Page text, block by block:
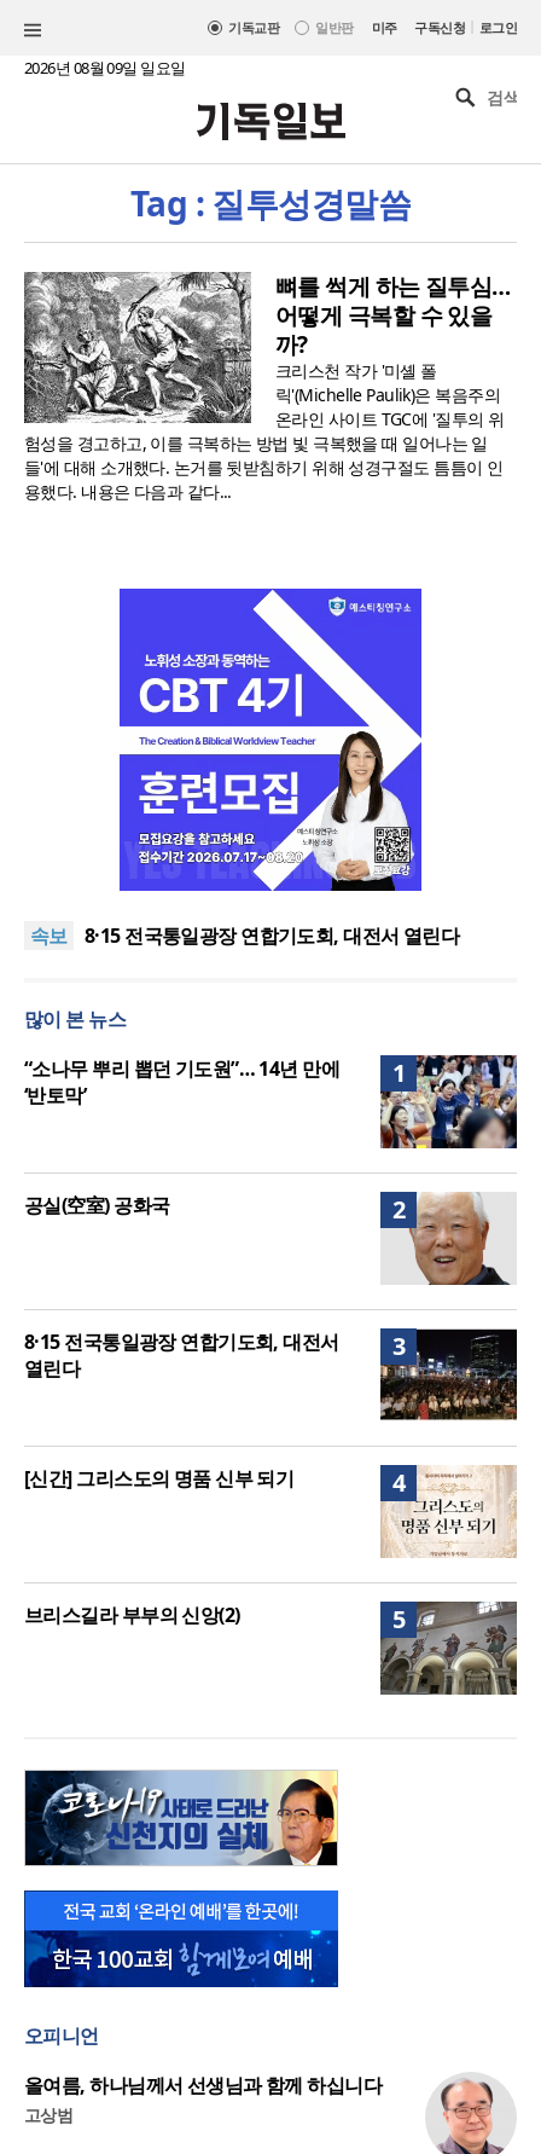
기독교판 일반판 미주 구독신청 | 로그인
2026년 08월 09일 일요일
Tag : 질투성경말씀
뼈를 썩게 하는 질투심…
어떻게 극복할 수 있을
까?
크리스천 작가 '미셸 폴
릭'(Michelle Paulik)은 복음주의
온라인 사이트 TGC에 '질투의 위
험성을 경고하고, 이를 극복하는 방법 빛 극복했을 때 일어나는 일
들'에 대해 소개했다. 논거를 뒷받침하기 위해 성경구절도 틈틈이 인
용했다. 내용은 다음과 같다...
속보
한동대 RISE사업단, 포항 죽도시장 담은 로컬 매거진
8·15 전국통일광장 연합기도회, 대전서 열린다
여”
한동대 RISE사업단, 포항 죽도시장 담은 로컬 매거진
“광복절 맞아 자유 지키고 다음세대 위해 기도하자”
많이 본 뉴스
1
“소나무 뿌리 뽑던 기도원”… 14년 만에
‘반토막’
2
공실(空室) 공화국
3
8·15 전국통일광장 연합기도회, 대전서
열린다
4
[신간] 그리스도의 명품 신부 되기
5
브리스길라 부부의 신앙(2)
오피니언
올여름, 하나님께서 선생님과 함께 하십니다
고상범